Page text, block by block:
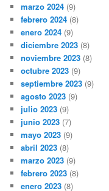
marzo 2024 (9)
febrero 2024 (8)
enero 2024 (9)
diciembre 2023 (8)
noviembre 2023 (8)
octubre 2023 (9)
septiembre 2023 (9)
agosto 2023 (9)
julio 2023 (9)
junio 2023 (7)
mayo 2023 (9)
abril 2023 (8)
marzo 2023 (9)
febrero 2023 (8)
enero 2023 (8)